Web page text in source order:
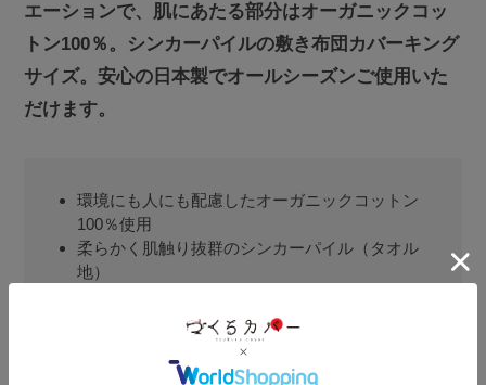
エーションで、肌にあたる部分はオーガニックコッ
トン100％。シンカーパイルの敷き布団カバーキング
サイズ。安心の日本製でオールシーズンご使用いた
だけます。
環境にも人にも配慮したオーガニックコットン
100％使用
柔らかく肌触り抜群のシンカーパイル（タオル
地）
（特に横方向）
高い吸水性と優れた保温性でオールシーズン使